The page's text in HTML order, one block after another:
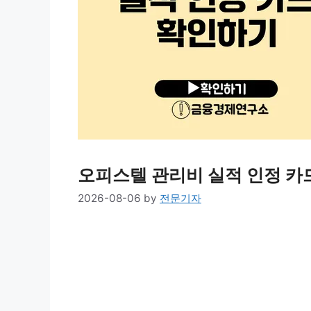
오피스텔 관리비 실적 인정 카
2026-08-06 by 전문기자